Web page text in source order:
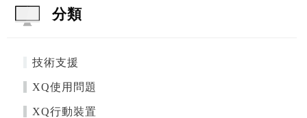
分類
技術支援
XQ使用問題
XQ行動裝置